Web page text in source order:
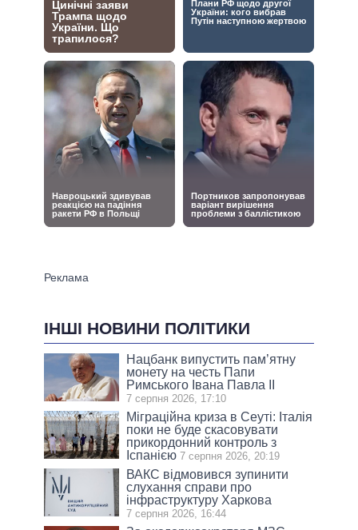
ІНШІ НОВИНИ ПОЛІТИКИ
Нацбанк випустить пам’ятну
монету на честь Папи
Римського Івана Павла II
7 серпня 2026, 17:10
Міграційна криза в Сеуті: Італія
поки не буде скасовувати
прикордонний контроль з
Іспанією 7 серпня 2026, 20:19
ВАКС відмовився зупинити
слухання справи про
інфраструктуру Харкова
7 серпня 2026, 16:44